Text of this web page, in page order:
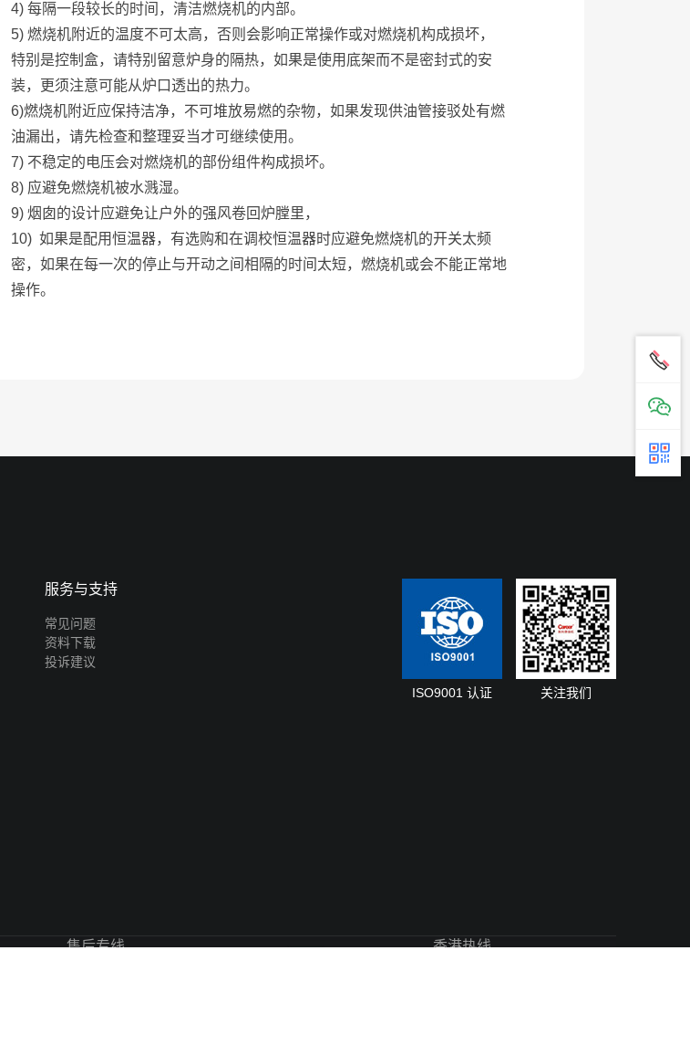
4) 每隔一段较长的时间，清洁燃烧机的内部。
5) 燃烧机附近的温度不可太高，否则会影响正常操作或对燃烧机构成损坏，
特别是控制盒，请特别留意炉身的隔热，如果是使用底架而不是密封式的安
装，更须注意可能从炉口透出的热力。
6)燃烧机附近应保持洁净，不可堆放易燃的杂物，如果发现供油管接驳处有燃
油漏出，请先检查和整理妥当才可继续使用。
7) 不稳定的电压会对燃烧机的部份组件构成损坏。
8) 应避免燃烧机被水溅湿。
9) 烟囱的设计应避免让户外的强风卷回炉膛里，
10) 如果是配用恒温器，有选购和在调校恒温器时应避免燃烧机的开关太频
密，如果在每一次的停止与开动之间相隔的时间太短，燃烧机或会不能正常地
操作。
服务与支持
常见问题
资料下载
投诉建议
ISO9001 认证 关注我们
售后专线 香港热线